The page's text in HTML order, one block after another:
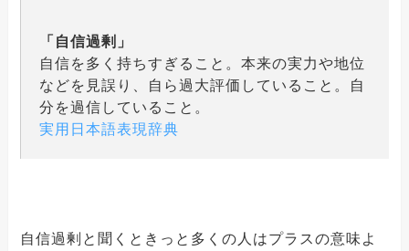
「自信過剰」
自信を多く持ちすぎること。本来の実力や地位
などを見誤り、自ら過大評価していること。自
分を過信していること。
実用日本語表現辞典
自信過剰と聞くときっと多くの人はプラスの意味よ